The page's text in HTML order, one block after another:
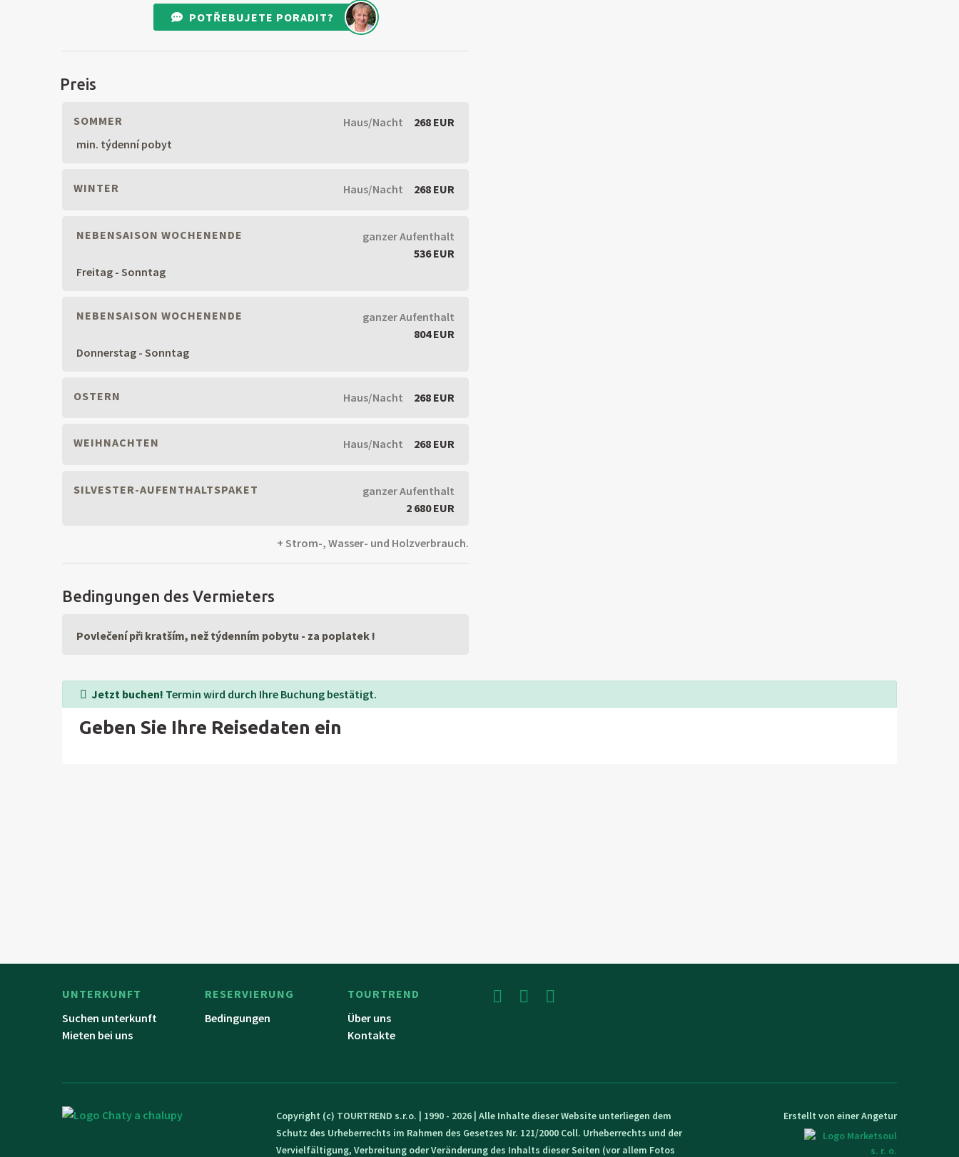
POTŘEBUJETE PORADIT?
Preis
SOMMER Haus/Nacht
268 EUR
min. týdenní pobyt
WINTER Haus/Nacht 268 EUR
NEBENSAISON WOCHENENDE
ganzer Aufenthalt
536 EUR
Freitag - Sonntag
NEBENSAISON WOCHENENDE
ganzer Aufenthalt
804 EUR
Donnerstag - Sonntag
OSTERN Haus/Nacht 268 EUR
WEIHNACHTEN Haus/Nacht 268 EUR
SILVESTER-AUFENTHALTSPAKET
ganzer Aufenthalt
2 680 EUR
+ Strom-, Wasser- und Holzverbrauch.
Bedingungen des Vermieters
Povlečení při kratším, než týdenním pobytu - za poplatek !
Jetzt buchen! Termin wird durch Ihre Buchung bestätigt.
Geben Sie Ihre Reisedaten ein
UNTERKUNFT
Suchen unterkunft
Mieten bei uns
RESERVIERUNG
Bedingungen
TOURTREND
Über uns
Kontakte
Copyright (c) TOURTREND s.r.o. | 1990 - 2026 | Alle Inhalte dieser Website unterliegen dem
Schutz des Urheberrechts im Rahmen des Gesetzes Nr. 121/2000 Coll. Urheberrechts und der
Vervielfältigung, Verbreitung oder Veränderung des Inhalts dieser Seiten (vor allem Fotos
Erstellt von einer Angetur